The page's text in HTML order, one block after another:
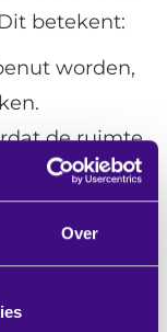
Over
betekent:
worden,
de ruimte
zijn door